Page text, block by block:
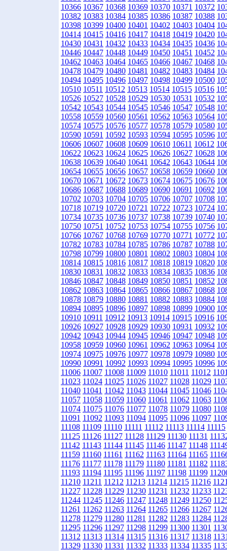
10366 10367 10368 10369 10370 10371 10372
10382 10383 10384 10385 10386 10387 10388
10398 10399 10400 10401 10402 10403 10404
10414 10415 10416 10417 10418 10419 10420
10430 10431 10432 10433 10434 10435 10436
10446 10447 10448 10449 10450 10451 10452
10462 10463 10464 10465 10466 10467 10468
10478 10479 10480 10481 10482 10483 10484
10494 10495 10496 10497 10498 10499 10500
10510 10511 10512 10513 10514 10515 10516
10526 10527 10528 10529 10530 10531 10532
10542 10543 10544 10545 10546 10547 10548
10558 10559 10560 10561 10562 10563 10564
10574 10575 10576 10577 10578 10579 10580
10590 10591 10592 10593 10594 10595 10596
10606 10607 10608 10609 10610 10611 10612
10622 10623 10624 10625 10626 10627 10628
10638 10639 10640 10641 10642 10643 10644
10654 10655 10656 10657 10658 10659 10660
10670 10671 10672 10673 10674 10675 10676
10686 10687 10688 10689 10690 10691 10692
10702 10703 10704 10705 10706 10707 10708
10718 10719 10720 10721 10722 10723 10724
10734 10735 10736 10737 10738 10739 10740
10750 10751 10752 10753 10754 10755 10756
10766 10767 10768 10769 10770 10771 10772
10782 10783 10784 10785 10786 10787 10788
10798 10799 10800 10801 10802 10803 10804
10814 10815 10816 10817 10818 10819 10820
10830 10831 10832 10833 10834 10835 10836
10846 10847 10848 10849 10850 10851 10852
10862 10863 10864 10865 10866 10867 10868
10878 10879 10880 10881 10882 10883 10884
10894 10895 10896 10897 10898 10899 10900
10910 10911 10912 10913 10914 10915 10916
10926 10927 10928 10929 10930 10931 10932
10942 10943 10944 10945 10946 10947 10948
10958 10959 10960 10961 10962 10963 10964
10974 10975 10976 10977 10978 10979 10980
10990 10991 10992 10993 10994 10995 10996
11006 11007 11008 11009 11010 11011 11012
11023 11024 11025 11026 11027 11028 11029
11040 11041 11042 11043 11044 11045 11046
11057 11058 11059 11060 11061 11062 11063
11074 11075 11076 11077 11078 11079 11080
11091 11092 11093 11094 11095 11096 11097
11108 11109 11110 11111 11112 11113 11114 11115
11125 11126 11127 11128 11129 11130 11131
11142 11143 11144 11145 11146 11147 11148
11159 11160 11161 11162 11163 11164 11165
11176 11177 11178 11179 11180 11181 11182
11193 11194 11195 11196 11197 11198 11199
11210 11211 11212 11213 11214 11215 11216
11227 11228 11229 11230 11231 11232 11233
11244 11245 11246 11247 11248 11249 11250
11261 11262 11263 11264 11265 11266 11267
11278 11279 11280 11281 11282 11283 11284
11295 11296 11297 11298 11299 11300 11301
11312 11313 11314 11315 11316 11317 11318
11329 11330 11331 11332 11333 11334 11335